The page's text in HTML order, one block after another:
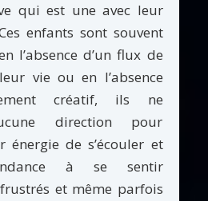
qui est une avec leur
enfants sont souvent
l’absence d’un flux de
vie ou en l’absence
créatif, ils ne
direction pour
énergie de s’écouler et
à se sentir
et même parfois